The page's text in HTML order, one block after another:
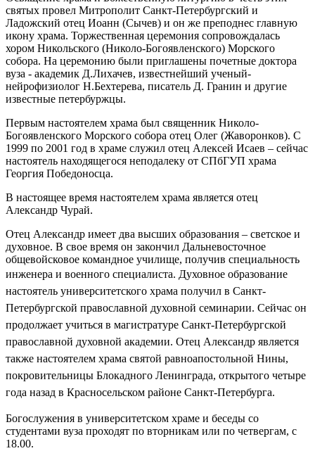
святых провел Митрополит Санкт-Петербургский и
Ладожский отец Иоанн (Сычев) и он же преподнес главную
икону храма. Торжественная церемония сопровождалась
хором Никольского (Николо-Богоявленского) Морского
собора. На церемонию были приглашены почетные доктора
вуза - академик Д.Лихачев, известнейший ученый-
нейрофизиолог Н.Бехтерева, писатель Д. Гранин и другие
известные петербуржцы.
Первым настоятелем храма был священник Николо-
Богоявленского Морского собора отец Олег (Жаворонков). С
1999 по 2001 год в храме служил отец Алексей Исаев – сейчас
настоятель находящегося неподалеку от СПбГУП храма
Георгия Победоносца.
В настоящее время настоятелем храма является отец
Александр Чурай.
Отец Александр имеет два высших образования – светское и
духовное. В свое время он закончил Дальневосточное
общевойсковое командное училище, получив специальность
инженера и военного специалиста. Духовное образование
настоятель университетского храма получил в Санкт-
Петербургской православной духовной семинарии. Сейчас он
продолжает учиться в магистратуре Санкт-Петербургской
православной духовной академии. Отец Александр является
также настоятелем храма святой равноапостольной Нины,
покровительницы Блокадного Ленинграда, открытого четыре
года назад в Красносельском районе Санкт-Петербурга.
Богослужения в университетском храме и беседы со
студентами вуза проходят по вторникам или по четвергам, с
18.00.